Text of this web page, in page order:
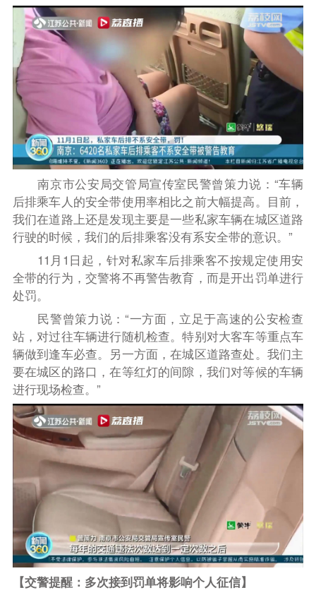
南京市公安局交管局宣传室民警曾策力说：“车辆
后排乘车人的安全带使用率相比之前大幅提高。目前，
我们在道路上还是发现主要是一些私家车辆在城区道路
行驶的时候，我们的后排乘客没有系安全带的意识。”
11月1日起，针对私家车后排乘客不按规定使用安
全带的行为，交警将不再警告教育，而是开出罚单进行
处罚。
民警曾策力说：“一方面，立足于高速的公安检查
站，对过往车辆进行随机检查。特别对大客车等重点车
辆做到逢车必查。另一方面，在城区道路查处。我们主
要在城区的路口，在等红灯的间隙，我们对等候的车辆
进行现场检查。”
【交警提醒：多次接到罚单将影响个人征信】